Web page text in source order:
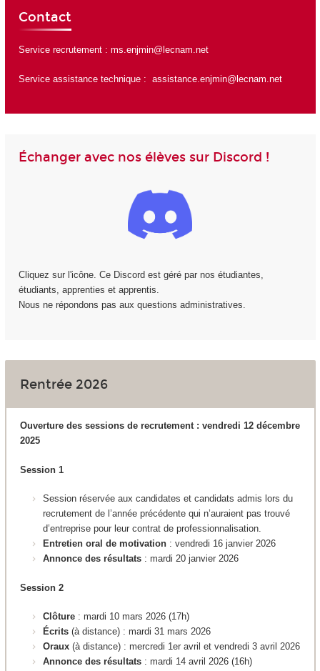
Contact
Service recrutement : ms.enjmin@lecnam.net
Service assistance technique : assistance.enjmin@lecnam.net
Échanger avec nos élèves sur Discord !
Cliquez sur l'icône. Ce Discord est géré par nos étudiantes,
étudiants, apprenties et apprentis.
Nous ne répondons pas aux questions administratives.
Rentrée 2026
Ouverture des sessions de recrutement : vendredi 12 décembre
2025
Session 1
Session réservée aux candidates et candidats admis lors du
recrutement de l’année précédente qui n’auraient pas trouvé
d’entreprise pour leur contrat de professionnalisation.
Entretien oral de motivation : vendredi 16 janvier 2026
Annonce des résultats : mardi 20 janvier 2026
Session 2
Clôture : mardi 10 mars 2026 (17h)
Écrits (à distance) : mardi 31 mars 2026
Oraux (à distance) : mercredi 1er avril et vendredi 3 avril 2026
Annonce des résultats : mardi 14 avril 2026 (16h)